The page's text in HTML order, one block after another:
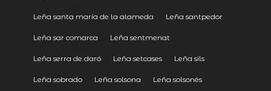
Leña santa maría de la alameda Leña santpedor
Leña sar comarca Leña sentmenat
Leña serra de daró Leña setcases Leña sils
Leña sobrado Leña solsona Leña solsonés